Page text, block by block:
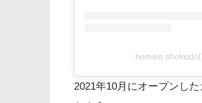
homesi
2021年10月にオープンし